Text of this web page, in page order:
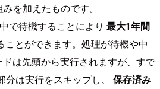
を加えたものです。
で待機することにより 最大1年間
ことができます。処理が待機や中
は先頭から実行されますが、すで
は実行をスキップし、 保存済み